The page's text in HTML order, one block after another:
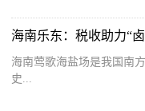
海南乐东：税收助力“
海南莺歌海盐场是我国南
史...